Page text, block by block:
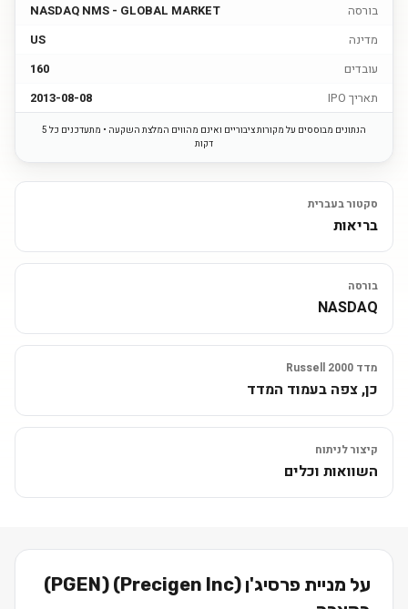
בורסה
NASDAQ NMS - GLOBAL MARKET
מדינה
US
עובדים
160
תאריך IPO
2013-08-08
הנתונים מבוססים על מקורות ציבוריים ואינם מהווים המלצת השקעה • מתעדכנים כל 5
דקות
סקטור בעברית
בריאות
בורסה
NASDAQ
מדד Russell 2000
כן, צפה בעמוד המדד
קיצור לניתוח
השוואות וכלים
על מניית פרסיג'ן (Precigen Inc) (
PGEN
)